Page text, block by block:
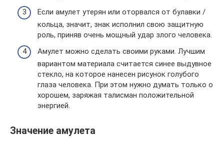
Если амулет утерян или оторвался от булавки /
кольца, значит, знак исполнил свою защитную
роль, приняв очень мощный удар злого человека.
Амулет можно сделать своими руками. Лучшим
вариантом материала считается синее выдувное
стекло, на которое нанесен рисунок голубого
глаза человека. При этом нужно думать только о
хорошем, заряжая талисман положительной
энергией.
Значение амулета